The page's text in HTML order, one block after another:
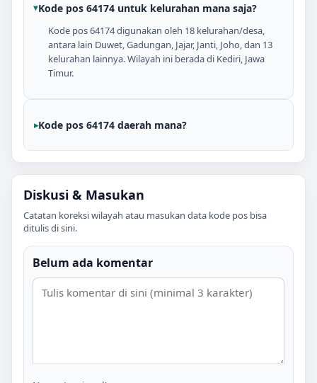
Kode pos 64174 untuk kelurahan mana saja?
Kode pos 64174 digunakan oleh 18 kelurahan/desa,
antara lain Duwet, Gadungan, Jajar, Janti, Joho, dan 13
kelurahan lainnya. Wilayah ini berada di Kediri, Jawa
Timur.
Kode pos 64174 daerah mana?
Diskusi & Masukan
Catatan koreksi wilayah atau masukan data kode pos bisa
ditulis di sini.
Belum ada komentar